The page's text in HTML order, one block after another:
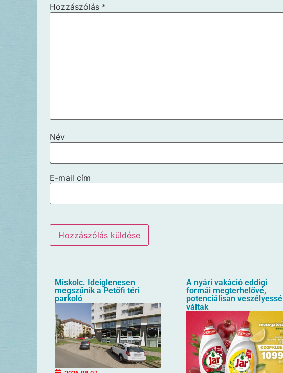
Hozzászólás *
Név
E-mail cím
Miskolc. Ideiglenesen
megszűnik a Petőfi téri
parkoló
A nyári vakáció eddigi
formái megterhelővé,
potenciálisan veszélyessé
váltak